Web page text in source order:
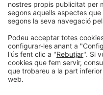
persones que
diferència
#Persones, talent i equips